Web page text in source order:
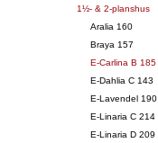
1½- & 2-planshus
Aralia 160
Braya 157
E-Carlina B 185
E-Dahlia C 143
E-Lavendel 190
E-Linaria C 214
E-Linaria D 209